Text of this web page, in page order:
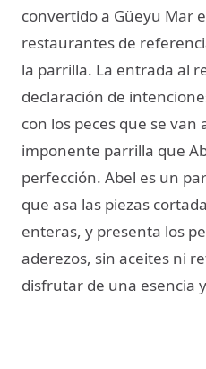
convertido a Güeyu Mar
restaurantes de
la parrilla. La entrada al
declaración de
con los peces que se van
imponente parrilla que
perfección. Abel es un
que asa las piezas
enteras, y presenta los
aderezos, sin aceites ni
disfrutar de una esencia